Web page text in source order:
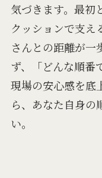
気づきます。最初
クッションで支え
さんとの距離が一
ず、「どんな順番
現場の安心感を底
ら、あなた自身の
い。